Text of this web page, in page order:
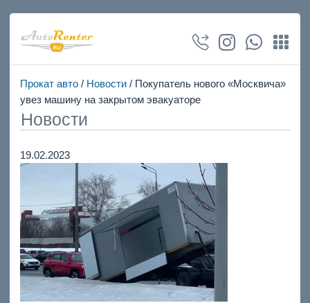
Прокат авто/ Новости/ Покупатель нового «Москвича»
увез машину на закрытом эвакуаторе
Новости
19.02.2023